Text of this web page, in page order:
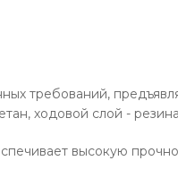
требований,
ходовой слой -
высокую